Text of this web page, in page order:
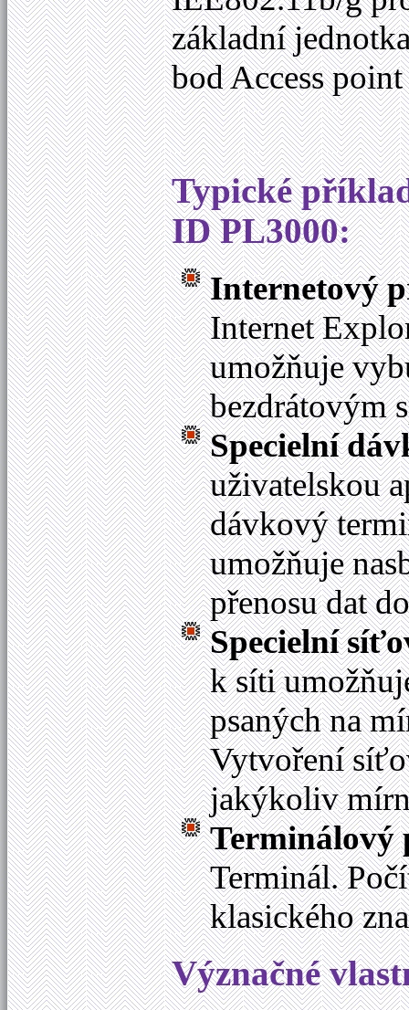
základní
bod Access
Typické
ID PL3000:
Internetový
Internet
umožňuje
bezdrátovým
Specielní
uživatelskou
dávkový
umožňuje
přenosu dat
Specielní
k síti
psaných na
Vytvoření
jakýkoliv
Terminálový
Terminál.
klasického
Význačné